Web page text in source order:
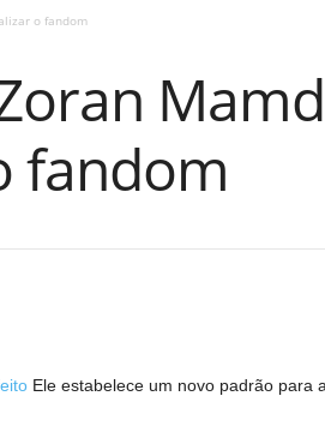
o fandom
fandom
Ele estabelece um novo padrão para a